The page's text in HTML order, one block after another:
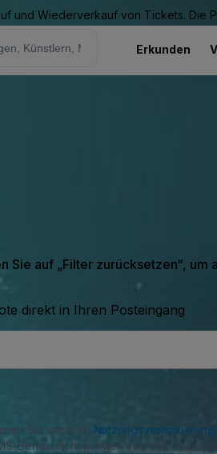
und Wiederverkauf von Tickets. Die
Erkunden
Sie auf „Filter zurücksetzen“, um
direkt in Ihren Posteingang
Sie unseren
Benachrichtigungen von uns und